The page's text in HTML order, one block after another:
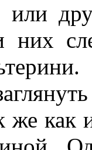
них
же как